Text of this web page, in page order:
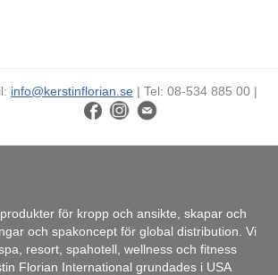
info@kerstinflorian.se | Tel: 08-534 885 00 |
för kropp och ansikte, skapar och
och spakoncept för global distribution. Vi
resort, spahotell, wellness och fitness
Florian International grundades i USA